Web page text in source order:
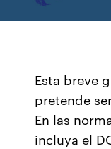
Esta breve
pretende
En las
incluya el